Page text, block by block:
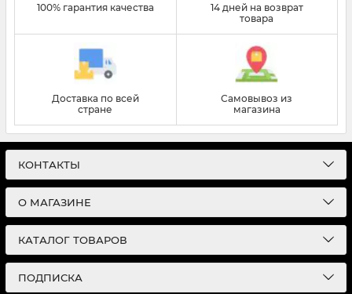
100% гарантия качества
14 дней на возврат
товара
Доставка по всей
стране
Самовывоз из
магазина
КОНТАКТЫ
О МАГАЗИНЕ
КАТАЛОГ ТОВАРОВ
ПОДПИСКА